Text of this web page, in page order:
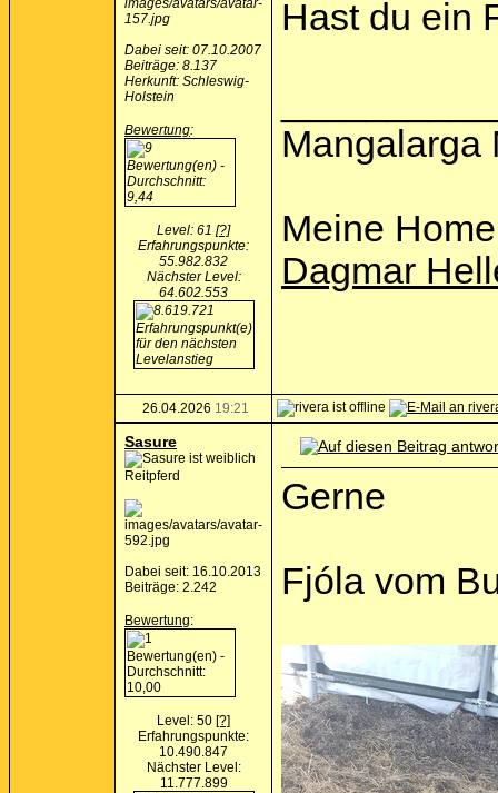
Dabei seit: 07.10.2007
Beiträge: 8.137
Herkunft: Schleswig-
Holstein
Bewertung:
Level: 61 [?]
Erfahrungspunkte:
55.982.832
Nächster Level:
64.602.553
Hast du ein
Mangalarga
Meine
Dagmar
26.04.2026 19:21
Sasure
Reitpferd
Dabei seit: 16.10.2013
Beiträge: 2.242
Bewertung:
Level: 50 [?]
Erfahrungspunkte:
10.490.847
Nächster Level:
11.777.899
Gerne
Fjóla vom